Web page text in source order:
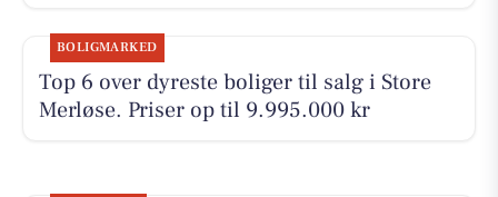
BOLIGMARKED
Top 6 over dyreste boliger til salg i Store
Merløse. Priser op til 9.995.000 kr